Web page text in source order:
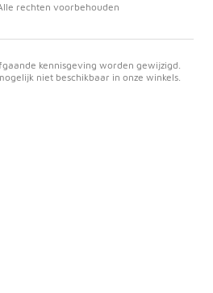
rechten voorbehouden
kennisgeving worden gewijzigd.
niet beschikbaar in onze winkels.